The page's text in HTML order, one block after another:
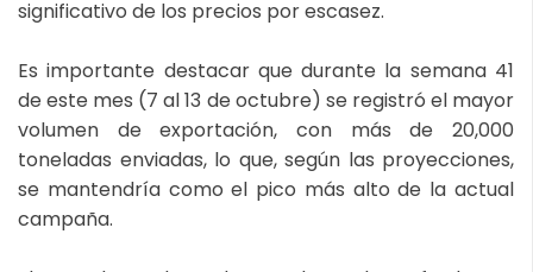
significativo de los precios por escasez.
Es importante destacar que durante la semana 41
de este mes (7 al 13 de octubre) se registró el mayor
volumen de exportación, con más de 20,000
toneladas enviadas, lo que, según las proyecciones,
se mantendría como el pico más alto de la actual
campaña.